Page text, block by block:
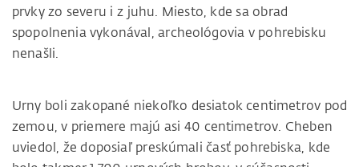
prvky zo severu i z juhu. Miesto, kde sa obrad
spopolnenia vykonával, archeológovia v pohrebisku
nenašli.
Urny boli zakopané niekoľko desiatok centimetrov pod
zemou, v priemere majú asi 40 centimetrov. Cheben
uviedol, že doposiaľ preskúmali časť pohrebiska, kde